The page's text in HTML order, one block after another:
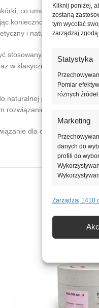
Kliknij poniżej,
zostaną
tym wycofać
zarządzaj zgodą
Statystyka
Pomiar
różnych źródeł.
Marketing
danych do
profili do
Funkcje
Dopasowanie
Identyfikacja
Zapisanie
nich.
Zarządzaj 1410
co umożliwia
konieczność
i naturalnie
stosowany jako
w klasycznych
naturalnej płytki
rozwiązaniem do codziennej
dla osób